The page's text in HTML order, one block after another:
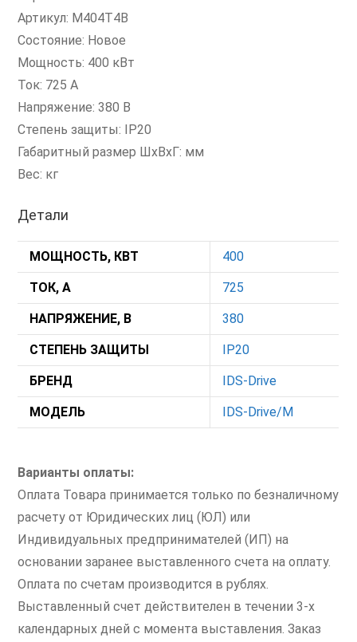
Артикул: M404T4B
Состояние: Новое
Мощность: 400 кВт
Ток: 725 А
Напряжение: 380 В
Степень защиты: IP20
Габаритный размер ШхВхГ: мм
Вес: кг
Детали
МОЩНОСТЬ, КВТ 400
ТОК, А 725
НАПРЯЖЕНИЕ, В 380
СТЕПЕНЬ ЗАЩИТЫ IP20
БРЕНД IDS-Drive
МОДЕЛЬ IDS-Drive/M
Варианты оплаты:
Оплата Товара принимается только по безналичному
расчету от Юридических лиц (ЮЛ) или
Индивидуальных предпринимателей (ИП) на
основании заранее выставленного счета на оплату.
Оплата по счетам производится в рублях.
Выставленный счет действителен в течении 3-х
календарных дней с момента выставления. Заказ